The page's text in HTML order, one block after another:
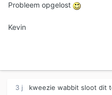
Probleem opgelost
Kevin
3 j kweezie wabbit sloot dit